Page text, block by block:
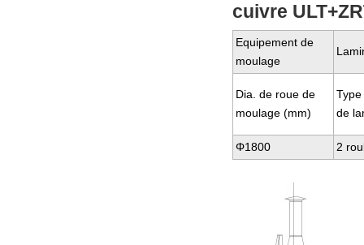
cuivre
Equipement de
moulage
Dia. de roue de
moulage (mm)
de
Φ1800 2